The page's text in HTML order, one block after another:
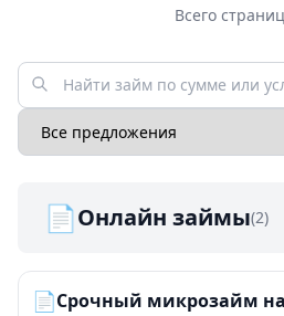
Всего
📄Онлайн займы(2)
📄